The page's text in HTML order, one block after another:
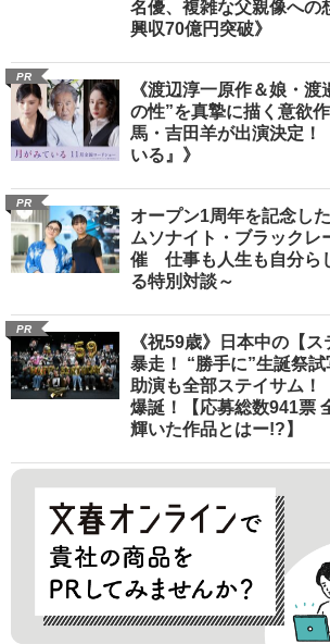
名優、複雑な父親像への
興収70億円突破》
PR
《渡辺淳一原作＆娘・
の性”を真摯に描く意欲
馬・吉田羊が出演決定！
いる』》
PR
オープン1周年を記念し
ムソナイト・ブラックレ
催 仕事も人生も自分ら
る特別対談～
PR
《祝59歳》日本中の【
暴走！ “勝手に”生誕祭
助演も全部ステイサム！
爆誕！【応募総数941票
輝いた作品とはー!?】